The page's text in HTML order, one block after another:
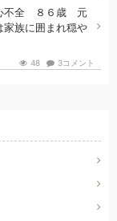
不全 ８６歳 元
家族に囲まれ穏や
48 3コメント